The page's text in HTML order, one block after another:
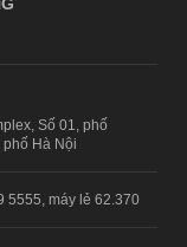
Số 01, phố
Hà Nội
5555, máy lẻ 62.370